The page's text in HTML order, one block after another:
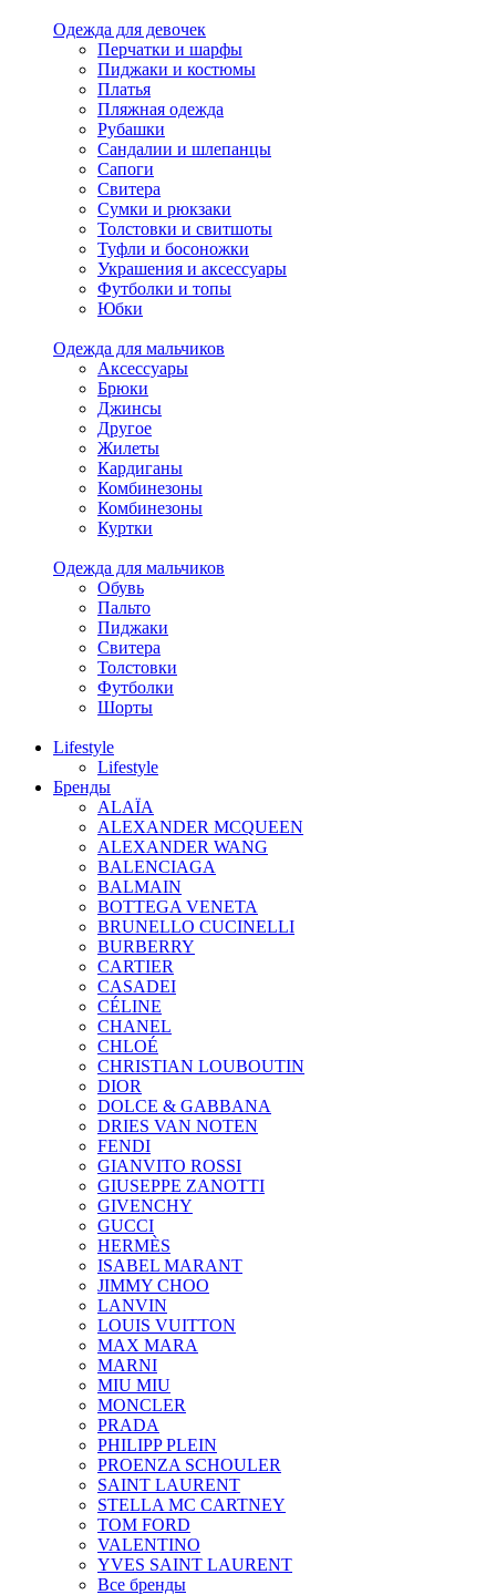
Одежда для девочек
Перчатки и шарфы
Пиджаки и костюмы
Платья
Пляжная одежда
Рубашки
Сандалии и шлепанцы
Сапоги
Свитера
Сумки и рюкзаки
Толстовки и свитшоты
Туфли и босоножки
Украшения и аксессуары
Футболки и топы
Юбки
Одежда для мальчиков
Аксессуары
Брюки
Джинсы
Другое
Жилеты
Кардиганы
Комбинезоны
Комбинезоны
Куртки
Одежда для мальчиков
Обувь
Пальто
Пиджаки
Свитера
Толстовки
Футболки
Шорты
Lifestyle
Lifestyle
Бренды
ALAÏA
ALEXANDER MCQUEEN
ALEXANDER WANG
BALENCIAGA
BALMAIN
BOTTEGA VENETA
BRUNELLO CUCINELLI
BURBERRY
CARTIER
CASADEI
CÉLINE
CHANEL
CHLOÉ
CHRISTIAN LOUBOUTIN
DIOR
DOLCE & GABBANA
DRIES VAN NOTEN
FENDI
GIANVITO ROSSI
GIUSEPPE ZANOTTI
GIVENCHY
GUCCI
HERMÈS
ISABEL MARANT
JIMMY CHOO
LANVIN
LOUIS VUITTON
MAX MARA
MARNI
MIU MIU
MONCLER
PRADA
PHILIPP PLEIN
PROENZA SCHOULER
SAINT LAURENT
STELLA MC CARTNEY
TOM FORD
VALENTINO
YVES SAINT LAURENT
Все бренды